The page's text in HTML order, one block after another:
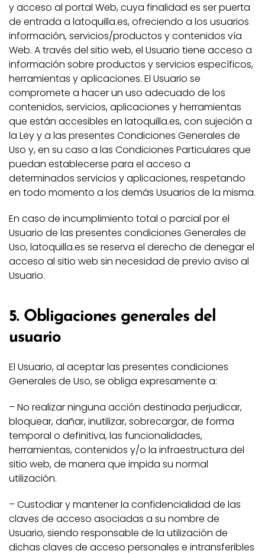
y acceso al portal Web, cuya finalidad es ser puerta
de entrada a latoquilla.es, ofreciendo a los usuarios
información, servicios/productos y contenidos vía
Web. A través del sitio web, el Usuario tiene acceso a
información sobre productos y servicios específicos,
herramientas y aplicaciones. El Usuario se
compromete a hacer un uso adecuado de los
contenidos, servicios, aplicaciones y herramientas
que están accesibles en latoquilla.es, con sujeción a
la Ley y a las presentes Condiciones Generales de
Uso y, en su caso a las Condiciones Particulares que
puedan establecerse para el acceso a
determinados servicios y aplicaciones, respetando
en todo momento a los demás Usuarios de la misma.
En caso de incumplimiento total o parcial por el
Usuario de las presentes condiciones Generales de
Uso, latoquilla.es se reserva el derecho de denegar el
acceso al sitio web sin necesidad de previo aviso al
Usuario.
5. Obligaciones generales del
usuario
El Usuario, al aceptar las presentes condiciones
Generales de Uso, se obliga expresamente a:
– No realizar ninguna acción destinada perjudicar,
bloquear, dañar, inutilizar, sobrecargar, de forma
temporal o definitiva, las funcionalidades,
herramientas, contenidos y/o la infraestructura del
sitio web, de manera que impida su normal
utilización.
– Custodiar y mantener la confidencialidad de las
claves de acceso asociadas a su nombre de
Usuario, siendo responsable de la utilización de
dichas claves de acceso personales e intransferibles